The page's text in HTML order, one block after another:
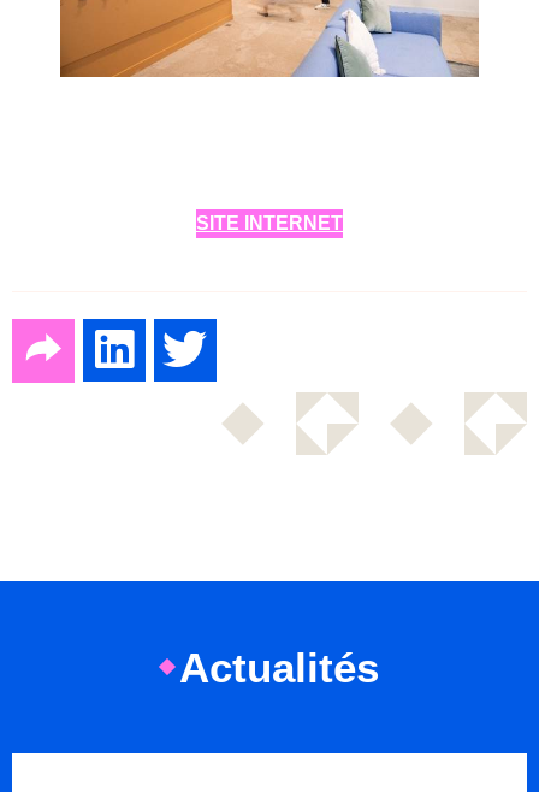
SITE INTERNET
Actualités